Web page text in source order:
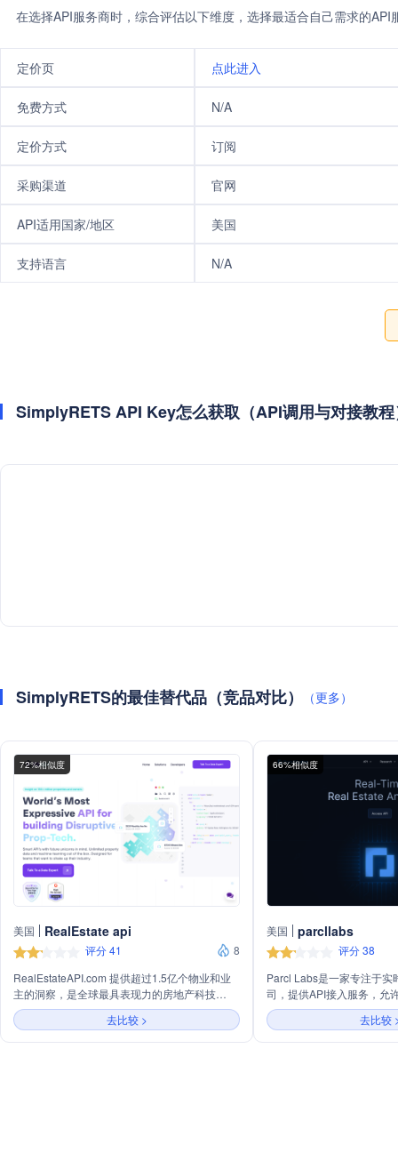
在选择API服务商时，综合评估以下维度，选择最适合自己需求的
定价页 点此进入
免费方式 N/A
定价方式 订阅
采购渠道 官网
API适用国家/地区 美国
支持语言 N/A
SimplyRETS API Key怎么获取（API调用与对接教
SimplyRETS的最佳替代品（竞品对比） （更多）
72%相似度
美国 RealEstate api
评分 41
8
RealEstateAPI.com 提供超过1.5亿个物业和业
主的洞察，是全球最具表现力的房地产科技
API。它为希望颠覆行业的团队设计，提供无限
的物业数据和开箱即用的机器学习功能。该平台
支持实时数据检索和操作，提供全面的API端
去比较 >
66%相似度
美国 parcllabs
评分 38
Parcl Labs是一家专注于实
司，提供API接入服务，允
数据的应用。公司还提供
研究和白皮书，帮助用户
生成方法。
去比较